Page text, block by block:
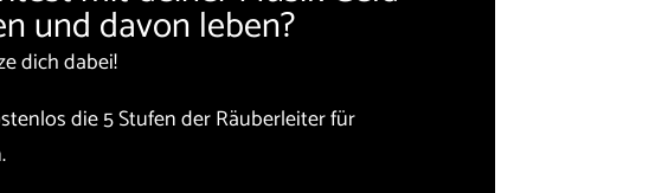
und davon leben?
dich dabei!
die5 Stufen der Räuberleiter für